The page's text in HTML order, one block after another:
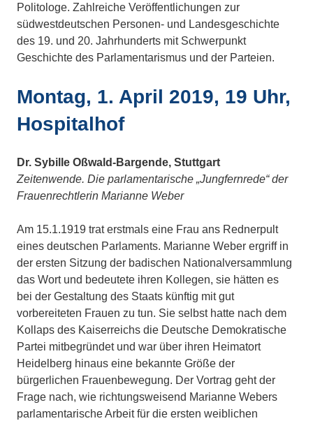
Politologe. Zahlreiche Veröffentlichungen zur
südwestdeutschen Personen- und Landesgeschichte
des 19. und 20. Jahrhunderts mit Schwerpunkt
Geschichte des Parlamentarismus und der Parteien.
Montag, 1. April 2019, 19 Uhr,
Hospitalhof
Dr. Sybille Oßwald-Bargende, Stuttgart
Zeitenwende. Die parlamentarische „Jungfernrede“ der
Frauenrechtlerin Marianne Weber
Am 15.1.1919 trat erstmals eine Frau ans Rednerpult
eines deutschen Parlaments. Marianne Weber ergriff in
der ersten Sitzung der badischen Nationalversammlung
das Wort und bedeutete ihren Kollegen, sie hätten es
bei der Gestaltung des Staats künftig mit gut
vorbereiteten Frauen zu tun. Sie selbst hatte nach dem
Kollaps des Kaiserreichs die Deutsche Demokratische
Partei mitbegründet und war über ihren Heimatort
Heidelberg hinaus eine bekannte Größe der
bürgerlichen Frauenbewegung. Der Vortrag geht der
Frage nach, wie richtungsweisend Marianne Webers
parlamentarische Arbeit für die ersten weiblichen